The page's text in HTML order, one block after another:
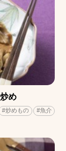
め
#炒めもの #魚介